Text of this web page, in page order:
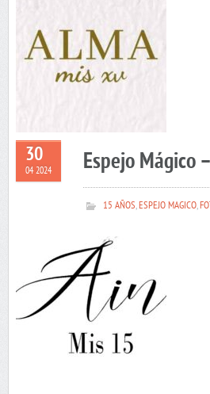
30
04 2024 Espejo Mágico
15 AÑOS,ESPEJO MAGICO,